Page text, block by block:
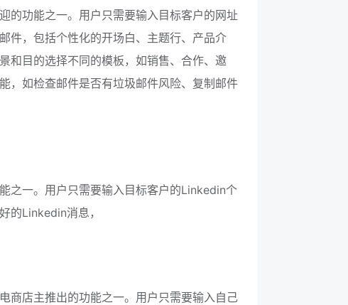
的功能之一。用户只需要输入目标客户的网址
件，包括个性化的开场白、主题行、产品介
和目的选择不同的模板，如销售、合作、邀
，如检查邮件是否有垃圾邮件风险、复制邮件
之一。用户只需要输入目标客户的Linkedin个
的Linkedin消息，
商店主推出的功能之一。用户只需要输入自己